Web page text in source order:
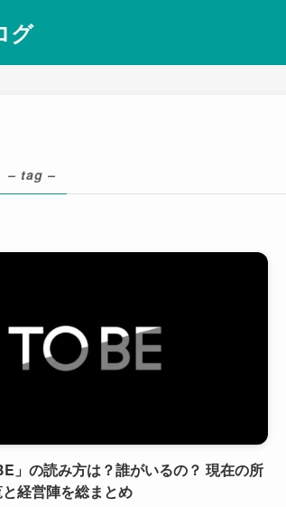
グ
– tag –
」の読み方は？誰がいるの？ 現在の所
経営陣を総まとめ